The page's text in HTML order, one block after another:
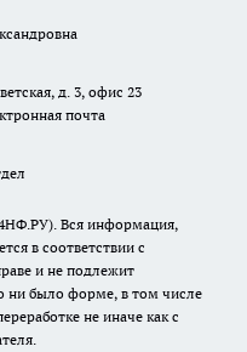
д. 3, офис 23
почта
Вся информация,
в соответствии с
и не подлежит
ни было форме, в том числе
не иначе как с